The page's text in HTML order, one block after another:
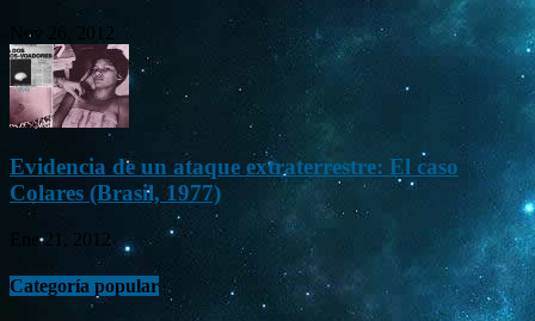
Nov 26, 2012
Evidencia de un ataque extraterrestre: El caso
Colares (Brasil, 1977)
Ene 21, 2012
Categoría popular